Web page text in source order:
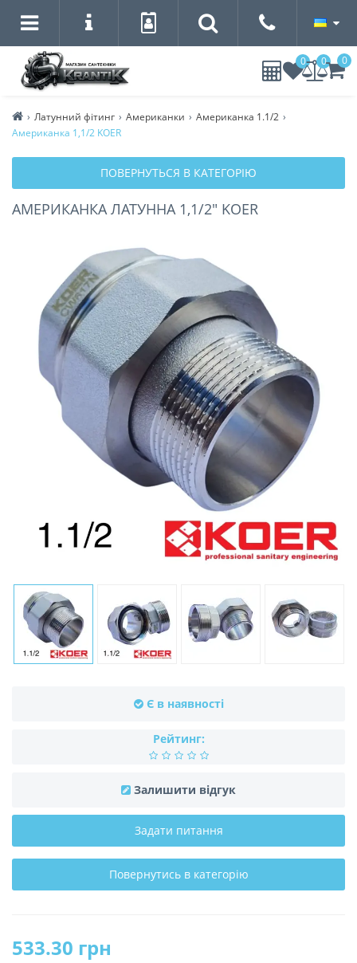
0 0 0
Латунний фітинг Американки
Американка 1.1/2
Американка 1,1/2 KOER
ПОВЕРНУТЬСЯ В КАТЕГОРІЮ
АМЕРИКАНКА ЛАТУННА 1,1/2" KOER
Є в наявності
Рейтинг:
Залишити відгук
Задати питання
Повернутись в категорію
533.30 грн